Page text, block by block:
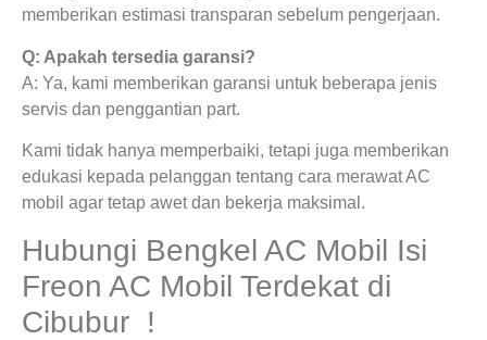
memberikan estimasi transparan sebelum pengerjaan.
Q: Apakah tersedia garansi?
A: Ya, kami memberikan garansi untuk beberapa jenis
servis dan penggantian part.
Kami tidak hanya memperbaiki, tetapi juga memberikan
edukasi kepada pelanggan tentang cara merawat AC
mobil agar tetap awet dan bekerja maksimal.
Hubungi Bengkel AC Mobil Isi
Freon AC Mobil Terdekat di
Cibubur !